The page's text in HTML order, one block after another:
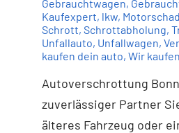
Gebrauchtwagen,
Kaufexpert, lkw,
Schrott, Schrottabholung,
Unfallauto, Unfallwagen,
kaufen dein auto, Wir
Autoverschrottung
zuverlässiger Partner
älteres Fahrzeug oder